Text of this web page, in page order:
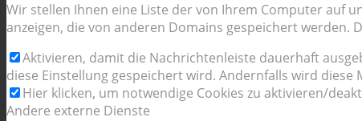
Wir stellen Ihnen eine Liste der von Ihrem Computer auf
anzeigen, die von anderen Domains gespeichert werden.
Aktivieren, damit die Nachrichtenleiste dauerhaft
diese Einstellung gespeichert wird. Andernfalls wird
Hier klicken, um notwendige Cookies zu aktivieren/
Andere externe Dienste